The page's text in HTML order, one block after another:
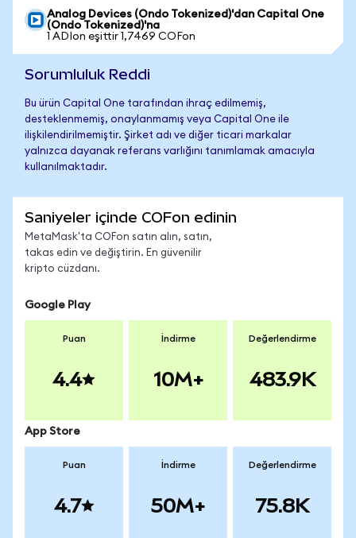
Analog Devices (Ondo Tokenized)'dan Capital One
(Ondo Tokenized)'na
1 ADIon eşittir 1,7469 COFon
Sorumluluk Reddi
Bu ürün Capital One tarafından ihraç edilmemiş,
desteklenmemiş, onaylanmamış veya Capital One ile
ilişkilendirilmemiştir. Şirket adı ve diğer ticari markalar
yalnızca dayanak referans varlığını tanımlamak amacıyla
kullanılmaktadır.
Saniyeler içinde COFon edinin
MetaMask'ta COFon satın alın, satın,
takas edin ve değiştirin. En güvenilir
kripto cüzdanı.
Google Play
Puan
4.4
İndirme
10M+
Değerlendirme
483.9K
App Store
Puan
4.7
İndirme
50M+
Değerlendirme
75.8K